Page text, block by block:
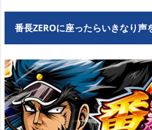
番長ZEROに座ったらいきなり声